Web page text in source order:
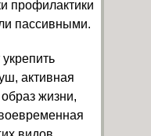
профилактики
пассивными.
активная
жизни,